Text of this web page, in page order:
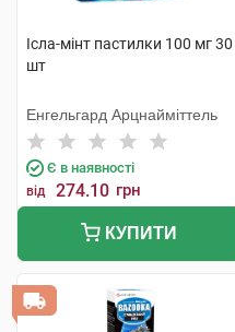
Ісла-мінт пастилки 100 мг 30
шт
Енгельгард Арцнайміттель
Є в наявності
від 274.10 грн
КУПИТИ